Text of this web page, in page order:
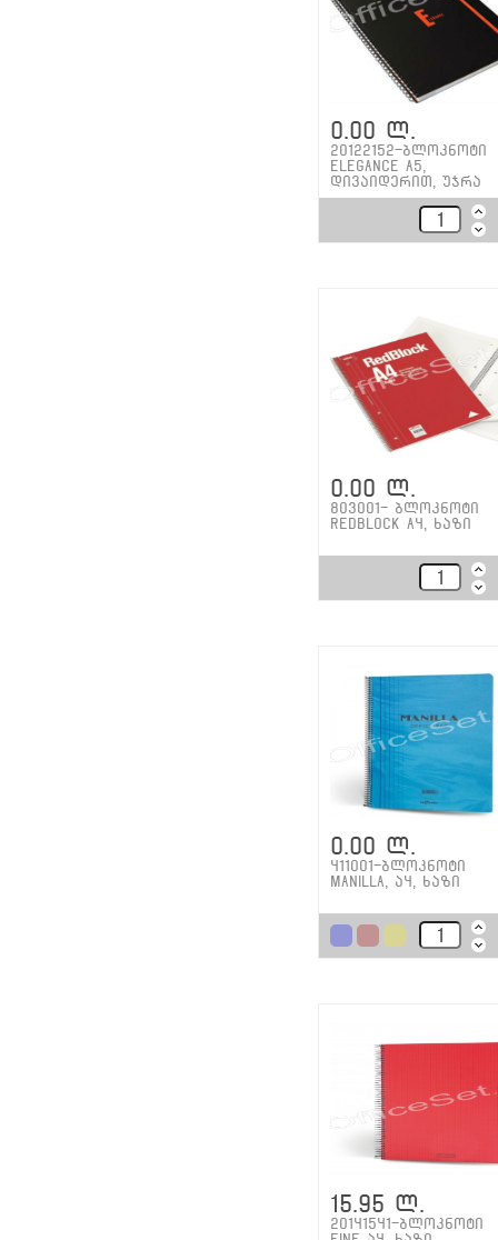
0.00 ლ.
20122152-ბლოკნოტი
Elegance A5,
დივაიდერით, უჯრა
0.00 ლ.
803001- ბლოკნოტი
RedBlock A4, ხაზი
0.00 ლ.
411001-ბლოკნოტი
Manilla, ა4, ხაზი
15.95 ლ.
20141541-ბლოკნოტი